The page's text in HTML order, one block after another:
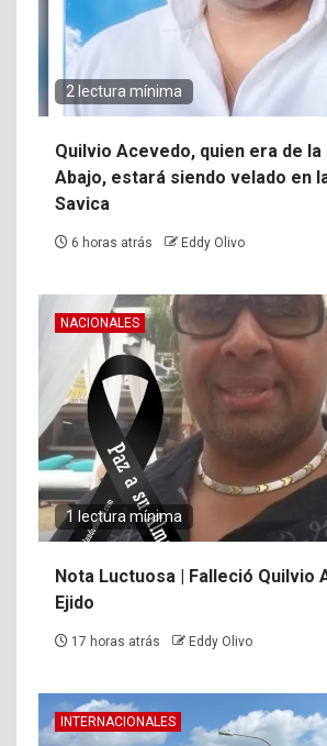
2 lectura mínima
Quilvio Acevedo, quien era de la
Abajo, estará siendo velado en
Savica
6 horas atrás Eddy Olivo
NACIONALES
1 lectura mínima
Nota Luctuosa | Falleció Quilvio
Ejido
17 horas atrás Eddy Olivo
INTERNACIONALES